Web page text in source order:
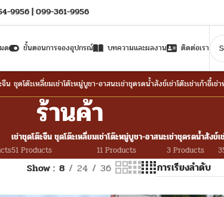
9956 | 099-361-9956
ด ขั้นตอนการจองอุปกรณ์ บทความและผลงาน ติดต่อเรา
จีน ชุดโต๊ะเหลี่ยมเช่าโต๊ะหมู่บูชา-อาสนะเช่าชุดรดน้ำสังข์เช่าโต๊ะเช่าเก้าอี้เช่
ร้านค้า
เช่าชุดโต๊ะจีน ชุดโต๊ะเหลี่ยม
51 Products
เช่าโต๊ะหมู่บูชา-อาสนะ
11 Products
เช่าชุดรดน้ำสังข์
3 Products
เ
Show 8 24 36